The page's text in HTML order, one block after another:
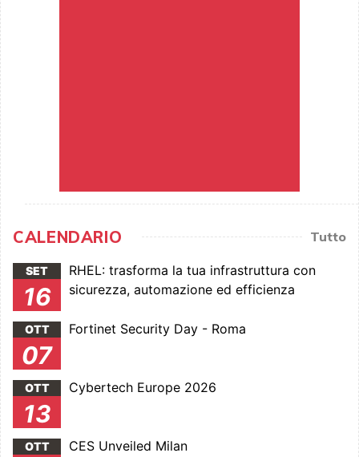
CALENDARIO Tutto
SET
16
RHEL: trasforma la tua infrastruttura con
sicurezza, automazione ed efficienza
OTT
07
Fortinet Security Day - Roma
OTT
13
Cybertech Europe 2026
OTT CES Unveiled Milan